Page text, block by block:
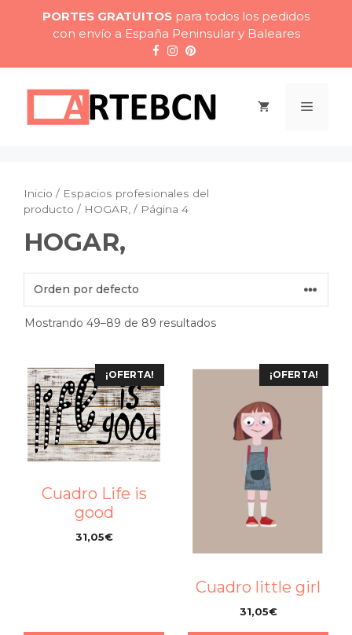
contenido
PORTES GRATUITOS para todos los pedidos
con envío a España Peninsular y Baleares
Menú
Inicio / Espacios profesionales del
producto / HOGAR, / Página 4
HOGAR,
Mostrando 49–89 de 89 resultados
¡OFERTA!
Cuadro Life is
good
31,05€
¡OFERTA!
Cuadro little girl
31,05€